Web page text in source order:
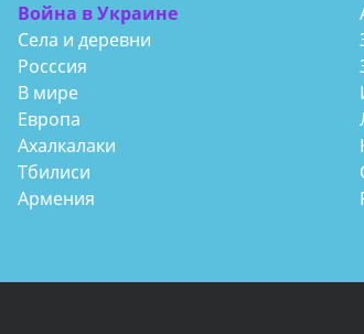
Война в Украине
Села и деревни
Росссия
В мире
Европа
Ахалкалаки
Тбилиси
Армения